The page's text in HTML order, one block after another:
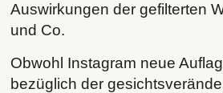
Auswirkungen der gefilterten
und Co.
Obwohl Instagram neue
bezüglich der